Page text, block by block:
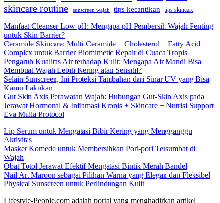
skincare routine sunscreen wajah tips kecantikan tips skincare
Manfaat Cleanser Low pH: Mengapa pH Pembersih Wajah Penting
untuk Skin Barrier?
Ceramide Skincare: Multi-Ceramide + Cholesterol + Fatty Acid
Complex untuk Barrier Biomimetic Repair di Cuaca Tropis
Pengaruh Kualitas Air terhadap Kulit: Mengapa Air Mandi Bisa
Membuat Wajah Lebih Kering atau Sensitif?
Selain Sunscreen, Ini Proteksi Tambahan dari Sinar UV yang Bisa
Kamu Lakukan
Gut Skin Axis Perawatan Wajah: Hubungan Gut-Skin Axis pada
Jerawat Hormonal & Inflamasi Kronis + Skincare + Nutrisi Support
Eva Mulia Protocol
Lip Serum untuk Mengatasi Bibir Kering yang Mengganggu
Aktivitas
Masker Komedo untuk Membersihkan Pori-pori Tersumbat di
Wajah
Obat Totol Jerawat Efektif Mengatasi Bintik Merah Bandel
Nail Art Maroon sebagai Pilihan Warna yang Elegan dan Fleksibel
Physical Sunscreen untuk Perlindungan Kulit
Lifestyle-People.com adalah portal yang menghadirkan artikel